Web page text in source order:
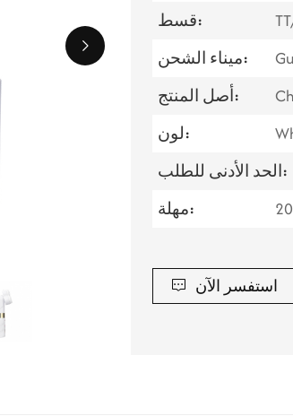
قسط:
ميناء الشحن:
أصل المنتج:
لون:
الحد الأدنى للطلب:
مهلة:
استفسر الآن